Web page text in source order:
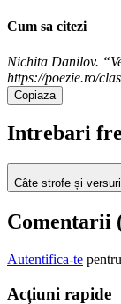
Cum sa citezi
Nichita Danilov.
https://poezie.ro/
Copiaza
Intrebari
Câte strofe și
Comentarii
Autentifica-te
Acțiuni rapide